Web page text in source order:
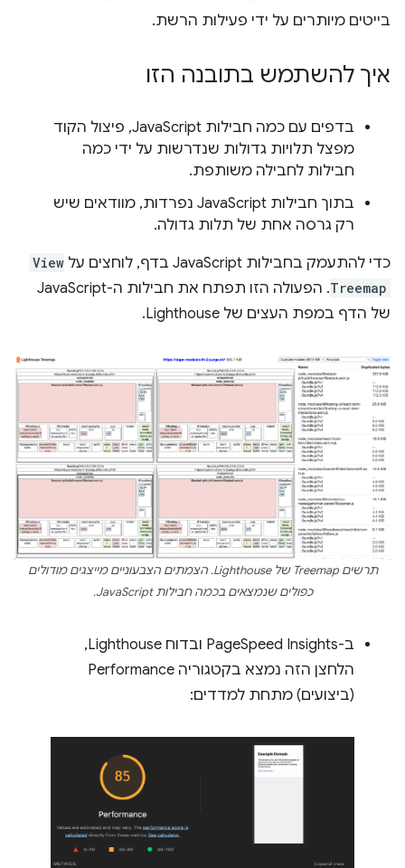
בייטים מיותרים על ידי פעילות הרשת.
איך להשתמש בתובנה הזו
בדפים עם כמה חבילות JavaScript, פיצול הקוד
מפצל תלויות גדולות שנדרשות על ידי כמה
חבילות לחבילה משותפת.
בתוך חבילות JavaScript נפרדות, מוודאים שיש
רק גרסה אחת של תלות גדולה.
כדי להתעמק בחבילות JavaScript בדף, לוחצים על
View
Treemap
. הפעולה הזו תפתח את חבילות ה-JavaScript
של הדף במפת העצים של Lighthouse.
תרשים Treemap של Lighthouse. הצמתים הצבעוניים מייצגים מודולים
כפולים שנמצאים בכמה חבילות JavaScript.
ב-PageSpeed Insights ובדוח Lighthouse,
הלחצן הזה נמצא בקטגוריה Performance
(ביצועים) מתחת למדדים: